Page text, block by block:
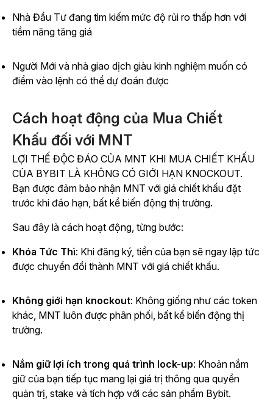
Nhà Đầu Tư đang tìm kiếm mức độ rủi ro thấp hơn với
tiềm năng tăng giá
Người Mới và nhà giao dịch giàu kinh nghiệm muốn có
điểm vào lệnh có thể dự đoán được
Cách hoạt động của Mua Chiết
Khấu đối với MNT
LỢI THẾ ĐỘC ĐÁO CỦA MNT KHI MUA CHIẾT KHẤU
CỦA BYBIT LÀ KHÔNG CÓ GIỚI HẠN KNOCKOUT.
Bạn được đảm bảo nhận MNT với giá chiết khấu đặt
trước khi đáo hạn, bất kể biến động thị trường.
Sau đây là cách hoạt động, từng bước:
Khóa Tức Thì: Khi đăng ký, tiền của bạn sẽ ngay lập tức
được chuyển đổi thành MNT với giá chiết khấu.
Không giới hạn knockout: Không giống như các token
khác, MNT luôn được phân phối, bất kể biến động thị
trường.
Nắm giữ lợi ích trong quá trình lock-up: Khoản nắm
giữ của bạn tiếp tục mang lại giá trị thông qua quyền
quản trị, stake và tích hợp với các sản phẩm Bybit.